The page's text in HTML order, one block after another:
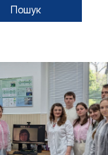
Пошук